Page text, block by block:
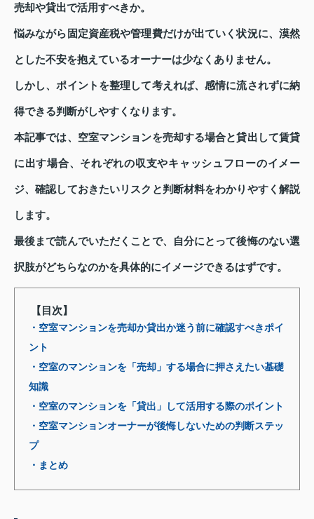
売却や貸出で活用すべきか。
悩みながら固定資産税や管理費だけが出ていく状況に、漠然
とした不安を抱えているオーナーは少なくありません。
しかし、ポイントを整理して考えれば、感情に流されずに納
得できる判断がしやすくなります。
本記事では、空室マンションを売却する場合と貸出して賃貸
に出す場合、それぞれの収支やキャッシュフローのイメー
ジ、確認しておきたいリスクと判断材料をわかりやすく解説
します。
最後まで読んでいただくことで、自分にとって後悔のない選
択肢がどちらなのかを具体的にイメージできるはずです。
【目次】
・空室マンションを売却か貸出か迷う前に確認すべきポイ
ント
・空室のマンションを「売却」する場合に押さえたい基礎
知識
・空室のマンションを「貸出」して活用する際のポイント
・空室マンションオーナーが後悔しないための判断ステッ
プ
・まとめ